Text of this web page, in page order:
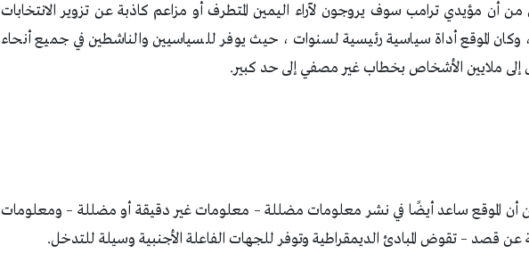
أن مؤيدي ترامب سوف يروجون لآراء اليمين المتطرف أو مزاعم كاذبة عن تزوير الانتخابات
الموقع أداة سياسية رئيسية لسنوات ، حيث يوفر للسياسيين والناشطين في جميع أنحاء
إلى ملايين الأشخاص بخطاب غير مصفي إلى حد كبير.
أن الموقع ساعد أيضًا في نشر معلومات مضللة – معلومات غير دقيقة أو مضللة – ومعلومات
قصد – تقوض المبادئ الديمقراطية وتوفر للجهات الفاعلة الأجنبية وسيلة للتدخل.